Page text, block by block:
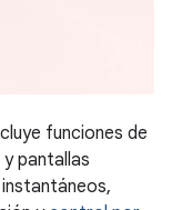
funciones de
pantallas